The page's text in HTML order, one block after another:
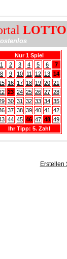
LOTTO
Nur 1 Spiel
1
2 3 4 5 6
7
8
9 10 11 12 13 14
16 17 18 19 20 21
23 24 25 26 27 28
30 31 32 33 34 35
37 38 39 40 41
42
44 45 46 47 48 49
Ihr Tipp: 5. Zahl
Erstellen